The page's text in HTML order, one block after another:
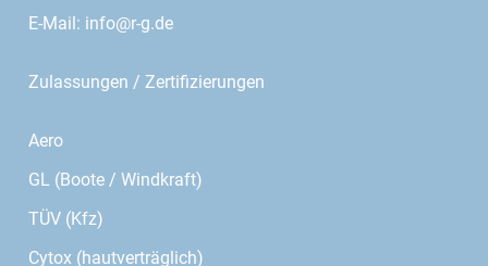
E-Mail: info@r-g.de
Zulassungen / Zertifizierungen
Aero
GL (Boote / Windkraft)
TÜV (Kfz)
Cytox (hautverträglich)